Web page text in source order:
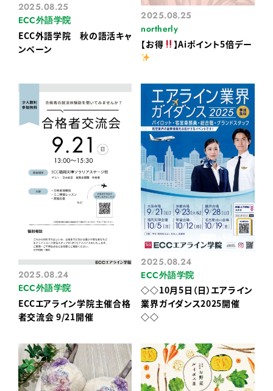
2025.08.25
ECC外語学院
ECC外語学院 秋の語活キャ
ンペーン
2025.08.25
northerly
【お得
】Aiポイント5倍デー
2025.08.24
ECC外語学院
ECCエアライン学院主催合格
者交流会 9/21開催
2025.08.24
ECC外語学院
◇◇10月5日（日）エアライン
業界ガイダンス2025開催
◇◇